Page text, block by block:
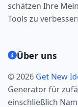
schätzen Ihre
Tools zu
Über uns
© 2026 Get New
Generator für
einschließlich